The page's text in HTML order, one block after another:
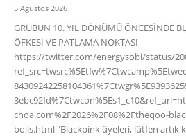
5 Ağustos 2026
GRUBUN 10. YIL DÖNÜMÜ ÖNCESİNDE
ÖFKESİ VE PATLAMA NOKTASI
https://twitter.com/energysobi/status/
choa.com%2F2026%2F08%2Ftheqoo-
boils.html "Blackpink üyeleri, lütfen artık